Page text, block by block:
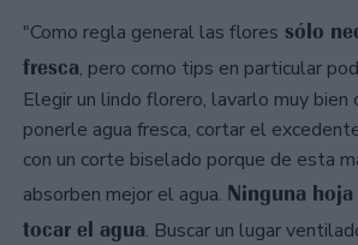
"Como regla general las flores sólo
fresca, pero como tips en particular
Elegir un lindo florero, lavarlo muy
ponerle agua fresca, cortar el
con un corte biselado porque de esta
absorben mejor el agua. Ninguna
tocar el agua. Buscar un lugar